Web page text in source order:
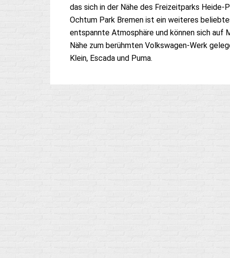
das sich in der Nähe des Freizeitparks
Ochtum Park Bremen ist ein weiteres
entspannte Atmosphäre und können sich auf
Nähe zum berühmten Volkswagen-Werk
Klein, Escada und Puma.